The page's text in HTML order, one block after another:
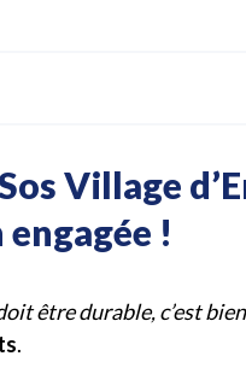
Village
!
être durable, c’est
.